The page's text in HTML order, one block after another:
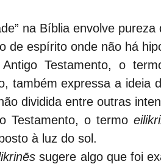
na Bíblia envolve
de espírito onde não há
Testamento, o
também expressa a ideia
dividida entre outras
Testamento, o termo
à luz do sol.
sugere algo que foi